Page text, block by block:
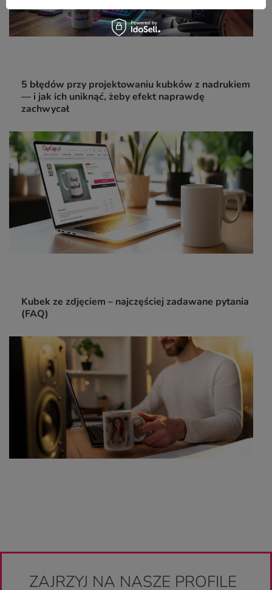
5 błędów przy projektowaniu kubków z nadrukiem
— i jak ich uniknąć, żeby efekt naprawdę
zachwycał
Kubek ze zdjęciem – najczęściej zadawane pytania
(FAQ)
ZAJRZYJ NA NASZE PROFILE